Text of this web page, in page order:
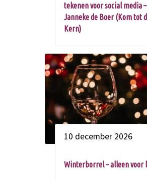
tekenen voor social media
Janneke de Boer (Kom tot
Kern)
10 december 2026
Winterborrel – alleen voor